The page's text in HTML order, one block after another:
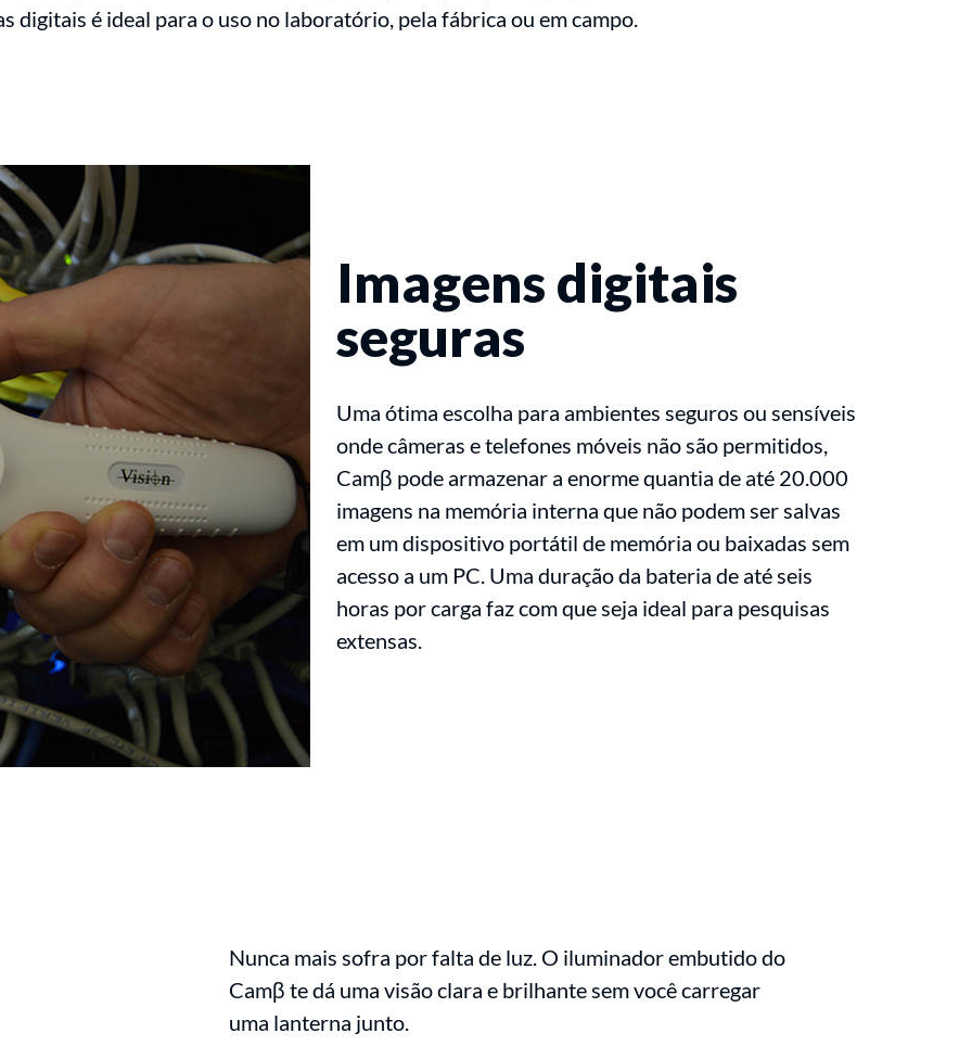
digitais é ideal para o uso no laboratório, pela fábrica ou em campo.
Imagens digitais
seguras
Uma ótima escolha para ambientes seguros ou sensíveis
onde câmeras e telefones móveis não são permitidos,
Camβ pode armazenar a enorme quantia de até 20.000
imagens na memória interna que não podem ser salvas
em um dispositivo portátil de memória ou baixadas sem
acesso a um PC. Uma duração da bateria de até seis
horas por carga faz com que seja ideal para pesquisas
extensas.
Nunca mais sofra por falta de luz. O iluminador embutido do
Camβ te dá uma visão clara e brilhante sem você carregar
uma lanterna junto.